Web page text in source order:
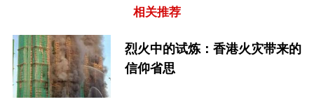
相关推荐
烈火中的试炼：香港火灾带来的
信仰省思